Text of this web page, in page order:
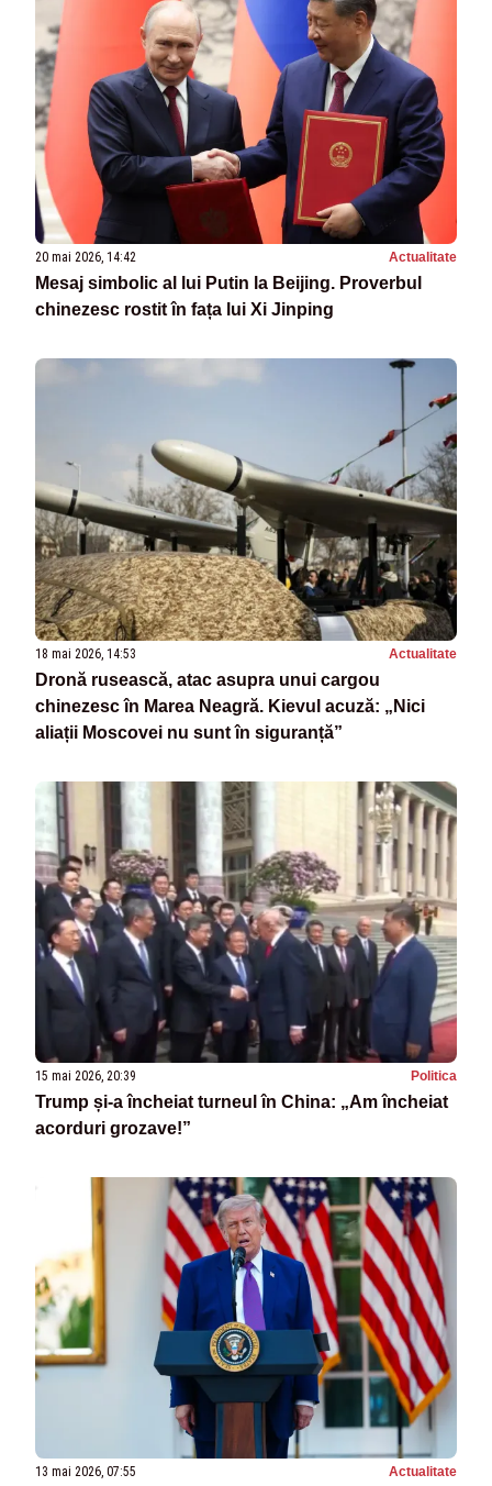
20 mai 2026, 14:42 Actualitate
Mesaj simbolic al lui Putin la Beijing. Proverbul
chinezesc rostit în fața lui Xi Jinping
18 mai 2026, 14:53 Actualitate
Dronă rusească, atac asupra unui cargou
chinezesc în Marea Neagră. Kievul acuză: „Nici
aliații Moscovei nu sunt în siguranță”
15 mai 2026, 20:39 Politica
Trump și-a încheiat turneul în China: „Am încheiat
acorduri grozave!”
13 mai 2026, 07:55 Actualitate